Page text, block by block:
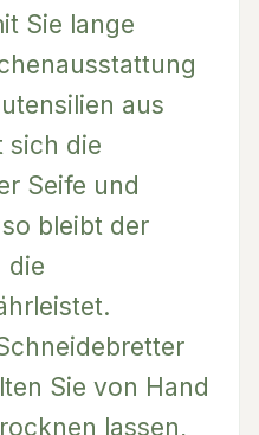
Sie lange
aus
sich die
Seife und
bleibt der
die
Sie von Hand
lassen,